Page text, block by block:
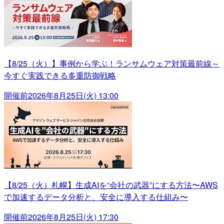
【8/25（火）】事例から学ぶ！ランサムウェア対策最前線～
今すぐ実践できる多重防御戦略
開催前2026年8月25日(火) 13:00
【8/25（火）札幌】生成AIを“会社の武器”にする方法〜AWS
で加速するデータ分析と、安全に導入する仕組み〜
開催前2026年8月25日(火) 17:30